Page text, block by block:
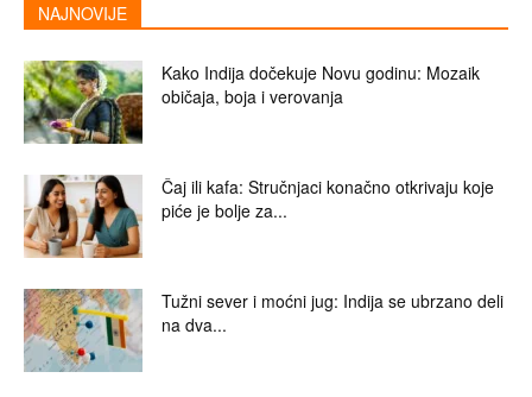
NAJNOVIJE
Kako Indija dočekuje Novu godinu: Mozaik
običaja, boja i verovanja
Čaj ili kafa: Stručnjaci konačno otkrivaju koje
piće je bolje za...
Tužni sever i moćni jug: Indija se ubrzano deli
na dva...